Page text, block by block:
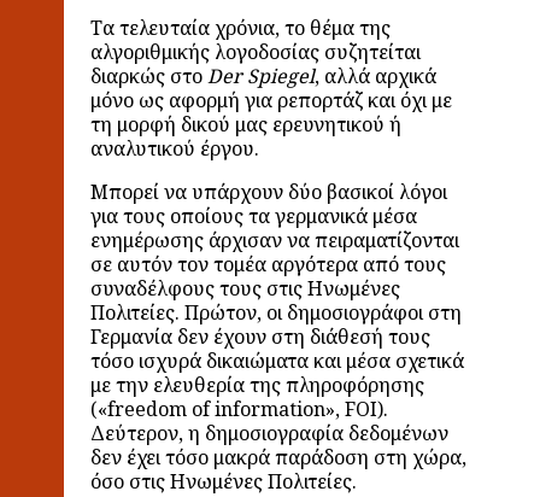
Τα τελευταία χρόνια, το θέμα της
αλγοριθμικής λογοδοσίας συζητείται
διαρκώς στοDer Spiegel, αλλά αρχικά
μόνο ως αφορμή για ρεπορτάζ και όχι με
τη μορφή δικού μας ερευνητικού ή
αναλυτικού έργου.
Μπορεί να υπάρχουν δύο βασικοί λόγοι
για τους οποίους τα γερμανικά μέσα
ενημέρωσης άρχισαν να πειραματίζονται
σε αυτόν τον τομέα αργότερα από τους
συναδέλφους τους στις Ηνωμένες
Πολιτείες. Πρώτον, οι δημοσιογράφοι στη
Γερμανία δεν έχουν στη διάθεσή τους
τόσο ισχυρά δικαιώματα και μέσα σχετικά
με την ελευθερία της πληροφόρησης
(«freedom of information», FOI).
Δεύτερον, η δημοσιογραφία δεδομένων
δεν έχει τόσο μακρά παράδοση στη χώρα,
όσο στις Ηνωμένες Πολιτείες.